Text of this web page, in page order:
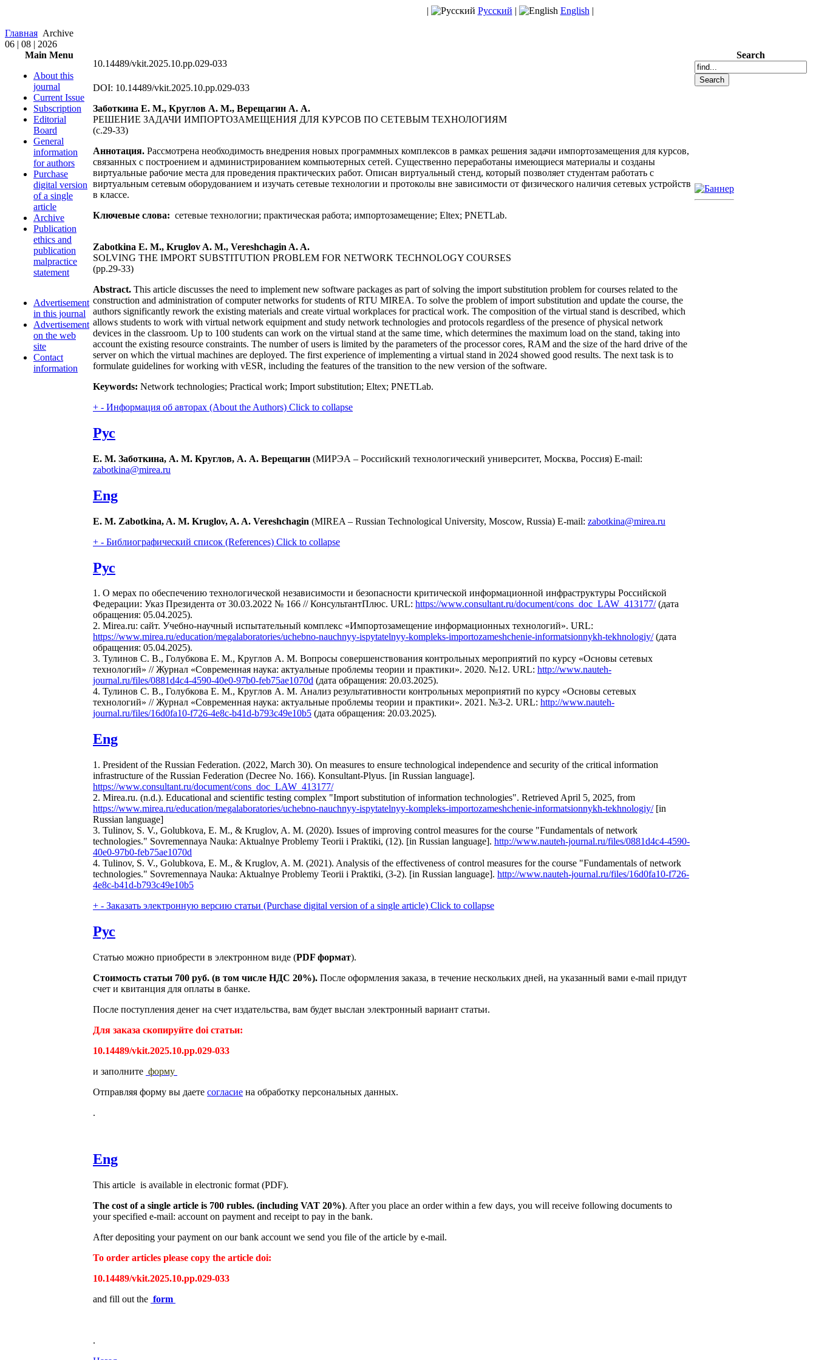
| Русский | English |
Главная Archive
06 | 08 | 2026
Main Menu
About this
journal
Current Issue
Subscription
Editorial
Board
General
information
for authors
Purchase
digital version
of a single
article
Archive
Publication
ethics and
publication
malpractice
statement
Advertisement
in this journal
Advertisement
on the web
site
Contact
information
10.14489/vkit.2025.10.pp.029-033
DOI: 10.14489/vkit.2025.10.pp.029-033
Заботкина Е. М., Круглов А. М., Верещагин А. А.
РЕШЕНИЕ ЗАДАЧИ ИМПОРТОЗАМЕЩЕНИЯ ДЛЯ КУРСОВ ПО СЕТЕВЫМ ТЕХНОЛОГИЯМ
(с.29-33)
Аннотация. Рассмотрена необходимость внедрения новых программных комплексов в рамках решения задачи импортозамещения для курсов,
связанных с построением и администрированием компьютерных сетей. Существенно переработаны имеющиеся материалы и созданы
виртуальные рабочие места для проведения практических работ. Описан виртуальный стенд, который позволяет студентам работать с
виртуальным сетевым оборудованием и изучать сетевые технологии и протоколы вне зависимости от физического наличия сетевых устройств
в классе.
Ключевые слова: сетевые технологии; практическая работа; импортозамещение; Eltex; PNETLab.
Zabotkina E. M., Kruglov A. M., Vereshchagin A. A.
SOLVING THE IMPORT SUBSTITUTION PROBLEM FOR NETWORK TECHNOLOGY COURSES
(pp.29-33)
Abstract. This article discusses the need to implement new software packages as part of solving the import substitution problem for courses related to the
construction and administration of computer networks for students of RTU MIREA. To solve the problem of import substitution and update the course, the
authors significantly rework the existing materials and create virtual workplaces for practical work. The composition of the virtual stand is described, which
allows students to work with virtual network equipment and study network technologies and protocols regardless of the presence of physical network
devices in the classroom. Up to 100 students can work on the virtual stand at the same time, which determines the maximum load on the stand, taking into
account the existing resource constraints. The number of users is limited by the parameters of the processor cores, RAM and the size of the hard drive of the
server on which the virtual machines are deployed. The first experience of implementing a virtual stand in 2024 showed good results. The next task is to
formulate guidelines for working with vESR, including the features of the transition to the new version of the software.
Keywords: Network technologies; Practical work; Import substitution; Eltex; PNETLab.
+ - Информация об авторах (About the Authors) Click to collapse
Рус
Е. М. Заботкина, А. М. Круглов, А. А. Верещагин (МИРЭА – Российский технологический университет, Москва, Россия) E-mail:
zabotkina@mirea.ru
Eng
E. M. Zabotkina, A. M. Kruglov, A. A. Vereshchagin (MIREA – Russian Technological University, Moscow, Russia) E-mail: zabotkina@mirea.ru
+ - Библиографический список (References) Click to collapse
Рус
1. О мерах по обеспечению технологической независимости и безопасности критической информационной инфраструктуры Российской
Федерации: Указ Президента от 30.03.2022 № 166 // КонсультантПлюс. URL: https://www.consultant.ru/document/cons_doc_LAW_413177/(дата
обращения: 05.04.2025).
2. Mirea.ru: сайт. Учебно-научный испытательный комплекс «Импортозамещение информационных технологий». URL:
https://www.mirea.ru/education/megalaboratories/uchebno-nauchnyy-ispytatelnyy-kompleks-importozameshchenie-informatsionnykh-tekhnologiy/(дата
обращения: 05.04.2025).
3. Тулинов С. В., Голубкова Е. М., Круглов А. М. Вопросы совершенствования контрольных мероприятий по курсу «Основы сетевых
технологий» // Журнал «Современная наука: актуальные проблемы теории и практики». 2020. №12. URL: http://www.nauteh-
journal.ru/files/0881d4c4-4590-40e0-97b0-feb75ae1070d (дата обращения: 20.03.2025).
4. Тулинов С. В., Голубкова Е. М., Круглов А. М. Анализ результативности контрольных мероприятий по курсу «Основы сетевых
технологий» // Журнал «Современная наука: актуальные проблемы теории и практики». 2021. №3-2. URL: http://www.nauteh-
journal.ru/files/16d0fa10-f726-4e8c-b41d-b793c49e10b5 (дата обращения: 20.03.2025).
Eng
1. President of the Russian Federation. (2022, March 30). On measures to ensure technological independence and security of the critical information
infrastructure of the Russian Federation (Decree No. 166). Konsultant-Plyus. [in Russian language].
https://www.consultant.ru/document/cons_doc_LAW_413177/
2. Mirea.ru. (n.d.). Educational and scientific testing complex "Import substitution of information technologies". Retrieved April 5, 2025, from
https://www.mirea.ru/education/megalaboratories/uchebno-nauchnyy-ispytatelnyy-kompleks-importozameshchenie-informatsionnykh-tekhnologiy/[in
Russian language]
3. Tulinov, S. V., Golubkova, E. M., & Kruglov, A. M. (2020). Issues of improving control measures for the course "Fundamentals of network
technologies." Sovremennaya Nauka: Aktualnye Problemy Teorii i Praktiki, (12). [in Russian language]. http://www.nauteh-journal.ru/files/0881d4c4-4590-
40e0-97b0-feb75ae1070d
4. Tulinov, S. V., Golubkova, E. M., & Kruglov, A. M. (2021). Analysis of the effectiveness of control measures for the course "Fundamentals of network
technologies." Sovremennaya Nauka: Aktualnye Problemy Teorii i Praktiki, (3-2). [in Russian language]. http://www.nauteh-journal.ru/files/16d0fa10-f726-
4e8c-b41d-b793c49e10b5
+ - Заказать электронную версию статьи (Purchase digital version of a single article) Click to collapse
Рус
Статью можно приобрести в электронном виде (PDF формат).
Стоимость статьи 700 руб. (в том числе НДС 20%). После оформления заказа, в течение нескольких дней, на указанный вами e-mail придут
счет и квитанция для оплаты в банке.
После поступления денег на счет издательства, вам будет выслан электронный вариант статьи.
Для заказа скопируйте doi статьи:
10.14489/vkit.2025.10.pp.029-033
и заполните форму
Отправляя форму вы даете согласие на обработку персональных данных.
.
Eng
This article is available in electronic format (PDF).
The cost of a single article is 700 rubles. (including VAT 20%). After you place an order within a few days, you will receive following documents to
your specified e-mail: account on payment and receipt to pay in the bank.
After depositing your payment on our bank account we send you file of the article by e-mail.
To order articles please copy the article doi:
10.14489/vkit.2025.10.pp.029-033
and fill out the form
.
Search